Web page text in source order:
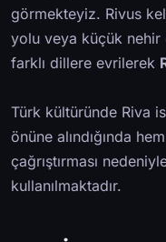
görmekteyiz. Rivus
yolu veya küçük nehir
farklı dillere evrilerek
Türk kültüründe Riva
önüne alındığında
çağrıştırması
kullanılmaktadır.